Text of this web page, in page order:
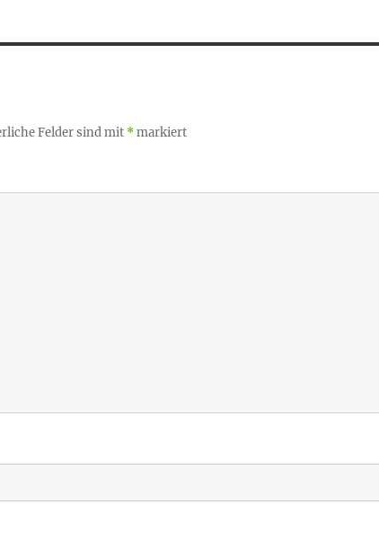
Felder sind mit *markiert